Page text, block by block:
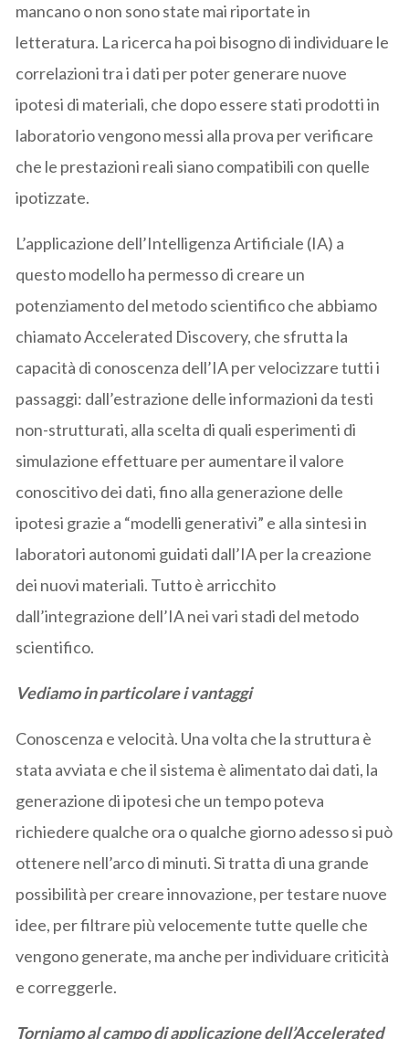
mancano o non sono state mai riportate in
letteratura. La ricerca ha poi bisogno di individuare le
correlazioni tra i dati per poter generare nuove
ipotesi di materiali, che dopo essere stati prodotti in
laboratorio vengono messi alla prova per verificare
che le prestazioni reali siano compatibili con quelle
ipotizzate.
L’applicazione dell’Intelligenza Artificiale (IA) a
questo modello ha permesso di creare un
potenziamento del metodo scientifico che abbiamo
chiamato Accelerated Discovery, che sfrutta la
capacità di conoscenza dell’IA per velocizzare tutti i
passaggi: dall’estrazione delle informazioni da testi
non-strutturati, alla scelta di quali esperimenti di
simulazione effettuare per aumentare il valore
conoscitivo dei dati, fino alla generazione delle
ipotesi grazie a “modelli generativi” e alla sintesi in
laboratori autonomi guidati dall’IA per la creazione
dei nuovi materiali. Tutto è arricchito
dall’integrazione dell’IA nei vari stadi del metodo
scientifico.
Vediamo in particolare i vantaggi
Conoscenza e velocità. Una volta che la struttura è
stata avviata e che il sistema è alimentato dai dati, la
generazione di ipotesi che un tempo poteva
richiedere qualche ora o qualche giorno adesso si può
ottenere nell’arco di minuti. Si tratta di una grande
possibilità per creare innovazione, per testare nuove
idee, per filtrare più velocemente tutte quelle che
vengono generate, ma anche per individuare criticità
e correggerle.
Torniamo al campo di applicazione dell’Accelerated